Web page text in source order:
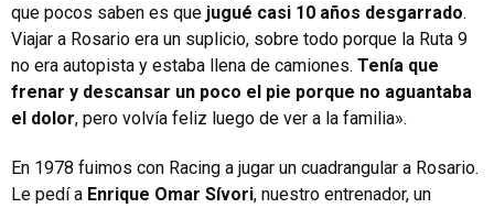
que pocos saben es que jugué casi 10 años desgarrado.
Viajar a Rosario era un suplicio, sobre todo porque la Ruta 9
no era autopista y estaba llena de camiones. Tenía que
frenar y descansar un poco el pie porque no aguantaba
el dolor, pero volvía feliz luego de ver a la familia».
En 1978 fuimos con Racing a jugar un cuadrangular a Rosario.
Le pedí a Enrique Omar Sívori, nuestro entrenador, un